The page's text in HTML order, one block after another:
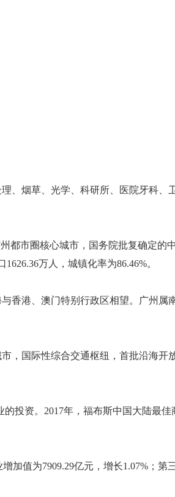
、烟草、光学、科研所、医院牙科、
都市圈核心城市，国务院批复确定的
万人，城镇化率为86.46%。
香港、澳门特别行政区相望。广州属
，国际性综合交通枢纽，首批沿海开
投资。2017年，福布斯中国大陆最佳
加值为7909.29亿元，增长1.07%；第